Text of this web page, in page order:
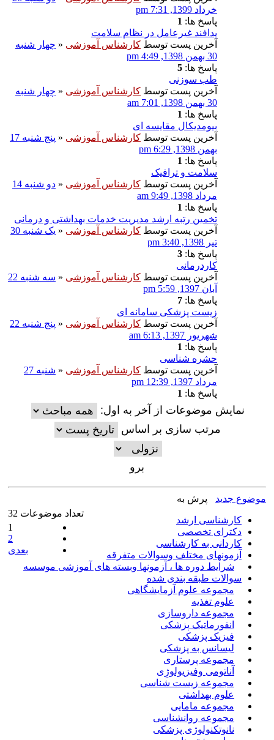
خرداد 1399, 7:31 pm
پاسخ ها: 1
پدافند غیرعامل در نظام سلامت
آخرین پست توسط کارشناس آموزشی « چهار شنبه
30 بهمن 1398, 4:49 pm
پاسخ ها: 5
طب سوزنی
آخرین پست توسط کارشناس آموزشی « چهار شنبه
30 بهمن 1398, 7:01 am
پاسخ ها: 1
بیومدیکال مقایسه ای
آخرین پست توسط کارشناس آموزشی «
پنج شنبه 17
بهمن 1398, 6:29 pm
پاسخ ها: 1
سلامت و ترافیک
آخرین پست توسط کارشناس آموزشی «
دو شنبه 14
مرداد 1398, 9:49 am
پاسخ ها: 1
تخمین رتبه ارشد مدیریت خدمات بهداشتی و درمانی
آخرین پست توسط کارشناس آموزشی «
یک شنبه 30
تیر 1398, 3:40 pm
پاسخ ها: 3
کاردرمانی
آخرین پست توسط کارشناس آموزشی «
سه شنبه 22
آبان 1397, 5:59 pm
پاسخ ها: 7
زیست پزشکی سامانه ای
آخرین پست توسط کارشناس آموزشی «
پنج شنبه 22
شهریور 1397, 6:13 am
پاسخ ها: 1
حشره شناسی
آخرین پست توسط کارشناس آموزشی «
شنبه 27
مرداد 1397, 12:39 pm
پاسخ ها: 1
نمایش موضوعات از آخر به اول:
مرتب سازی بر اساس
موضوع جدید
تعداد موضوعات 32
1
2
بعدی
پرش به
کارشناسی ارشد
دکترای تخصصی
کاردانی به کارشناسی
آزمونهای مختلف وسوالات متفرقه
شرایط دوره ها ، آزمونها وبسته های آموزشی موسسه
سوالات طبقه بندی شده
مجموعه علوم آزمایشگاهی
علوم تغذیه
مجموعه داروسازی
انفورماتیک پزشکی
فیزیک پزشکی
لیسانس به پزشکی
مجموعه پرستاری
آناتومی وفیزیولوژِی
مجموعه زیست شناسی
علوم بهداشتی
مجموعه مامایی
مجموعه روانشناسی
نانوتکنولوژی پزشکی